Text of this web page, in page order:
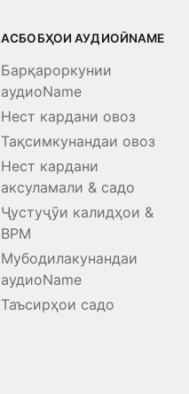
АСБОБҲОИ АУДИОӢNAME
Барқароркунии
аудиоName
Нест кардани овоз
Тақсимкунандаи овоз
Нест кардани
аксуламали & садо
Ҷустуҷӯи калидҳои &
BPM
Мубодилакунандаи
аудиоName
Таъсирҳои садо